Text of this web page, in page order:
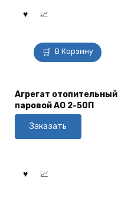
В Корзину
Агрегат отопительный
паровой АО 2-50П
Заказать